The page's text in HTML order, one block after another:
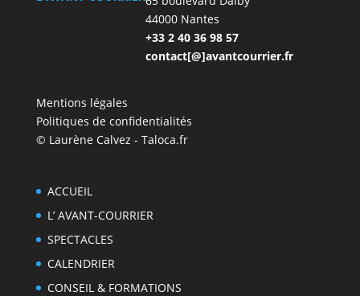
44000 Nantes
+33 2 40 36 98 57
contact[@]avantcourrier.fr
Mentions légales
Politiques de confidentialités
© Laurène Calvez - Taloca.fr
ACCUEIL
L’ AVANT-COURRIER
SPECTACLES
CALENDRIER
CONSEIL & FORMATIONS